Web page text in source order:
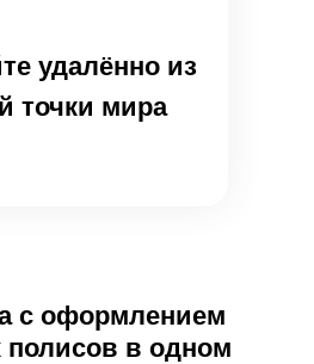
удалённо из
точки мира
с оформлением
полисов в одном